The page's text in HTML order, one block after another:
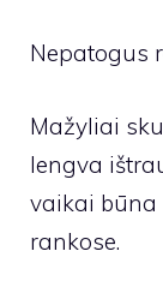
Nepatogus
Mažyliai
lengva
vaikai būna
rankose.